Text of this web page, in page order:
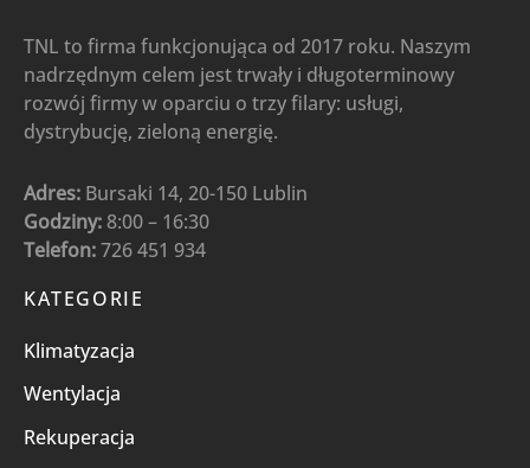
TNL to firma funkcjonująca od 2017 roku. Naszym
nadrzędnym celem jest trwały i długoterminowy
rozwój firmy w oparciu o trzy filary: usługi,
dystrybucję, zieloną energię.
Adres: Bursaki 14, 20-150 Lublin
Godziny: 8:00 – 16:30
Telefon:726 451 934
KATEGORIE
Klimatyzacja
Wentylacja
Rekuperacja